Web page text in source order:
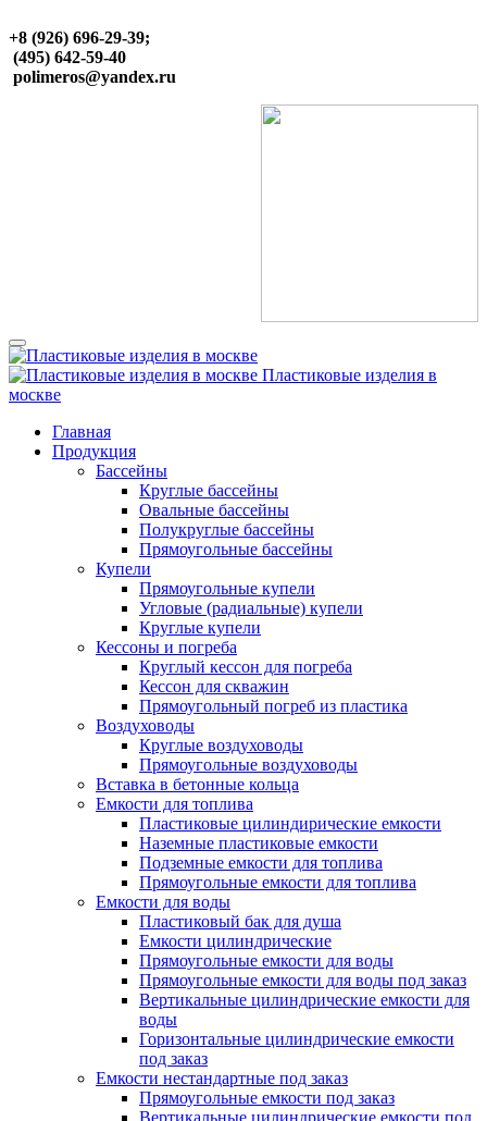
+8 (926) 696-29-39;
(495) 642-59-40
polimeros@yandex.ru
Пластиковые изделия в
москве
Главная
Продукция
Бассейны
Круглые бассейны
Овальные бассейны
Полукруглые бассейны
Прямоугольные бассейны
Купели
Прямоугольные купели
Угловые (радиальные) купели
Круглые купели
Кессоны и погреба
Круглый кессон для погреба
Кессон для скважин
Прямоугольный погреб из пластика
Воздуховоды
Круглые воздуховоды
Прямоугольные воздуховоды
Вставка в бетонные кольца
Емкости для топлива
Пластиковые цилиндирические емкости
Наземные пластиковые емкости
Подземные емкости для топлива
Прямоугольные емкости для топлива
Емкости для воды
Пластиковый бак для душа
Емкости цилиндрические
Прямоугольные емкости для воды
Прямоугольные емкости для воды под заказ
Вертикальные цилиндрические емкости для
воды
Горизонтальные цилиндрические емкости
под заказ
Емкости нестандартные под заказ
Прямоугольные емкости под заказ
Вертикальные цилиндрические емкости под